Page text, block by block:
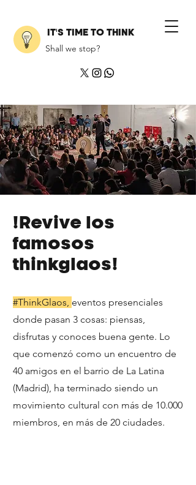
IT'S TIME TO THINK
Shall we stop?
!Revive los
famosos
thinkglaos!
#ThinkGlaos, eventos presenciales
donde pasan 3 cosas: piensas,
disfrutas y conoces buena gente. Lo
que comenzó como un encuentro de
40 amigos en el barrio de La Latina
(Madrid), ha terminado siendo un
movimiento cultural con más de 10.000
miembros, en más de 20 ciudades.